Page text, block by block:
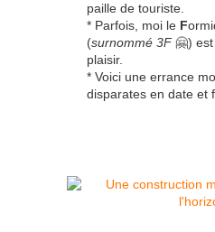
paille de touriste.
* Parfois, moi le F
(surnommé 3F 🤗)
plaisir.
* Voici une errance
disparates en date et